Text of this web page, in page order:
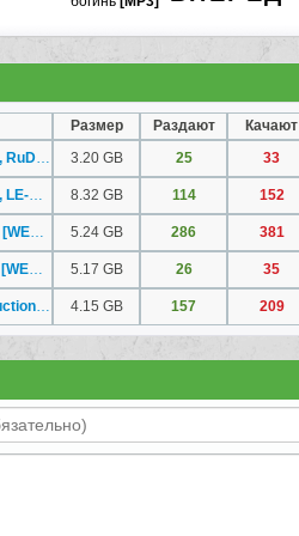
Размер Раздают
Качают
3.20 GB 25 33
8.32 GB 114 152
5.24 GB 286 381
5.17 GB 26 35
4.15 GB 157 209